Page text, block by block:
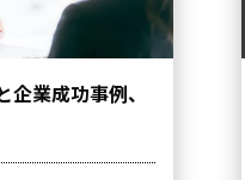
業成功事例、